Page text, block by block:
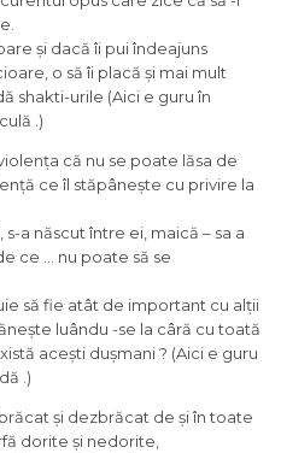
și dacă îi pui îndeajuns
o să îi placă și mai mult
shakti-urile (Aici e guru în
.)
că nu se poate lăsa de
ce îl stăpânește cu privire la
a născut între ei, maică – sa a
ce … nu poate să se
să fie atât de important cu alții
luându -se la câră cu toată
acești dușmani ? (Aici e guru
.)
și dezbrăcat de și în toate
dorite și nedorite,